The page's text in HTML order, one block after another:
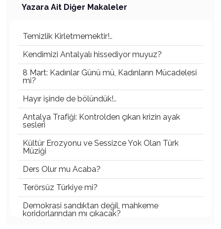
Yazara Ait Diğer Makaleler
Temizlik Kirletmemektir!..
Kendimizi Antalyalı hissediyor muyuz?
8 Mart: Kadınlar Günü mü, Kadınların Mücadelesi
mi?
Hayır işinde de bölündük!..
Antalya Trafiği: Kontrolden çıkan krizin ayak
sesleri
Kültür Erozyonu ve Sessizce Yok Olan Türk
Müziği
Ders Olur mu Acaba?
Terörsüz Türkiye mi?
Demokrasi sandıktan değil, mahkeme
koridorlarından mı çıkacak?